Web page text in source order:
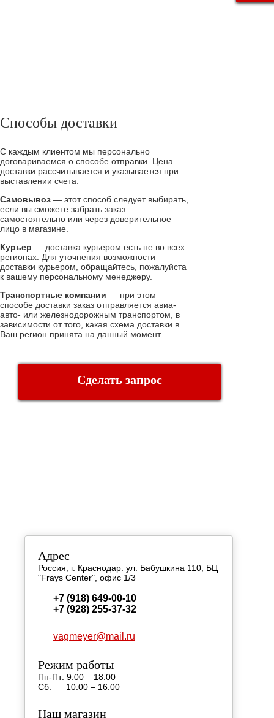
Способы доставки
С каждым клиентом мы персонально
договариваемся о способе отправки. Цена
доставки рассчитывается и указывается при
выставлении счета.
Самовывоз — этот способ следует выбирать,
если вы сможете забрать заказ
самостоятельно или через доверительное
лицо в магазине.
Курьер — доставка курьером есть не во всех
регионах. Для уточнения возможности
доставки курьером, обращайтесь, пожалуйста
к вашему персональному менеджеру.
Транспортные компании — при этом
способе доставки заказ отправляется авиа-
авто- или железнодорожным транспортом, в
зависимости от того, какая схема доставки в
Ваш регион принята на данный момент.
Сделать запрос
Адрес
Россия, г. Краснодар. ул. Бабушкина 110, БЦ
"Frays Center", офис 1/3
+7 (918) 649-00-10
+7 (928) 255-37-32
vagmeyer@mail.ru
Режим работы
Пн-Пт: 9:00 – 18:00
Сб: 10:00 – 16:00
Наш магазин